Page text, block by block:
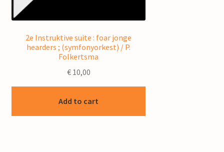
2e Instruktive suite : foar jonge
hearders ; (symfonyorkest) / P.
Folkertsma
€10,00
Add to cart